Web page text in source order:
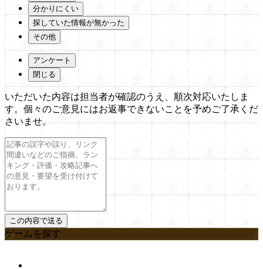
分かりにくい
探していた情報が無かった
その他
アンケート
閉じる
いただいた内容は担当者が確認のうえ、順次対応いたしま
す。個々のご意見にはお返事できないことを予めご了承くだ
さいませ。
ゲームを探す